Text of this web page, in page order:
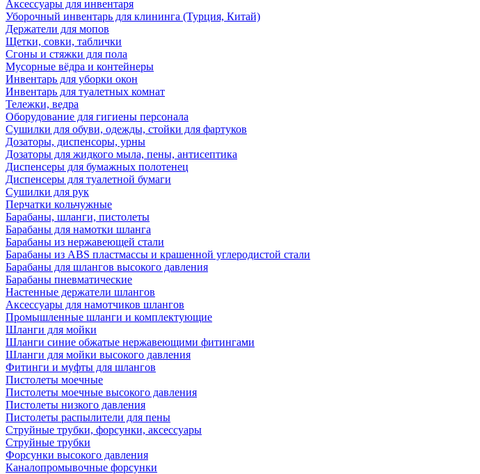
Аксессуары для инвентаря
Уборочный инвентарь для клининга (Турция, Китай)
Держатели для мопов
Щетки, совки, таблички
Сгоны и стяжки для пола
Мусорные вёдра и контейнеры
Инвентарь для уборки окон
Инвентарь для туалетных комнат
Тележки, ведра
Оборудование для гигиены персонала
Сушилки для обуви, одежды, стойки для фартуков
Дозаторы, диспенсоры, урны
Дозаторы для жидкого мыла, пены, антисептика
Диспенсеры для бумажных полотенец
Диспенсеры для туалетной бумаги
Сушилки для рук
Перчатки кольчужные
Барабаны, шланги, пистолеты
Барабаны для намотки шланга
Барабаны из нержавеющей стали
Барабаны из ABS пластмассы и крашенной углеродистой стали
Барабаны для шлангов высокого давления
Барабаны пневматические
Настенные держатели шлангов
Аксессуары для намотчиков шлангов
Промышленные шланги и комплектующие
Шланги для мойки
Шланги синие обжатые нержавеющими фитингами
Шланги для мойки высокого давления
Фитинги и муфты для шлангов
Пистолеты моечные
Пистолеты моечные высокого давления
Пистолеты низкого давления
Пистолеты распылители для пены
Струйные трубки, форсунки, аксессуары
Струйные трубки
Форсунки высокого давления
Каналопромывочные форсунки